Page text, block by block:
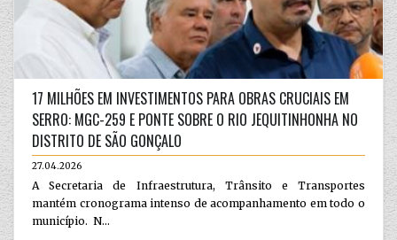
17 MILHÕES EM INVESTIMENTOS PARA OBRAS CRUCIAIS EM
SERRO: MGC-259 E PONTE SOBRE O RIO JEQUITINHONHA NO
DISTRITO DE SÃO GONÇALO
27.04.2026
A Secretaria de Infraestrutura, Trânsito e Transportes
mantém cronograma intenso de acompanhamento em todo o
município. N...